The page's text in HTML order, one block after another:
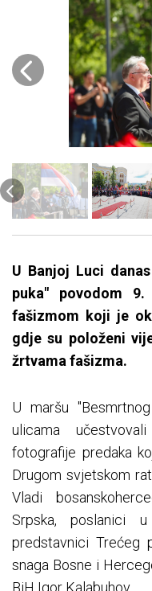
U Banjoj Luci
puka" povodom
fašizmom koji je
gdje su položeni
žrtvama fašizma.
U maršu
ulicama
fotografije predaka
Drugom svjetskom
Vladi
Srpska, poslanici
predstavnici Trećeg
snaga Bosne i
BiH Igor Kalabuhov.